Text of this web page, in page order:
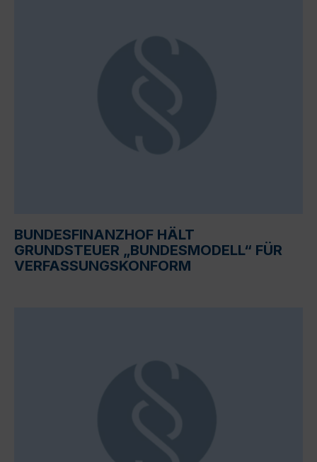
BUNDESFINANZHOF HÄLT
GRUNDSTEUER „BUNDESMODELL“ FÜR
VERFASSUNGSKONFORM